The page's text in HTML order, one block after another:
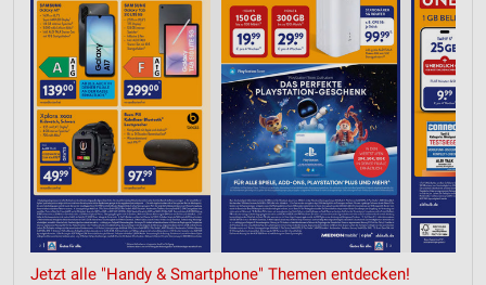
Jetzt alle "Handy & Smartphone" Themen entdecken!